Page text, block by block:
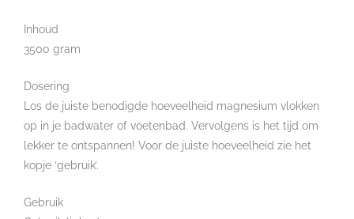
Inhoud
3500 gram
Dosering
Los de juiste benodigde hoeveelheid magnesium vlokken
op in je badwater of voetenbad. Vervolgens is het tijd om
lekker te ontspannen! Voor de juiste hoeveelheid zie het
kopje ‘gebruik’.
Gebruik